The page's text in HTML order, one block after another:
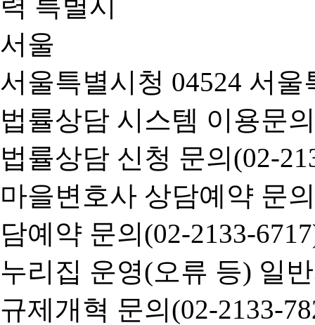
서울특별시청 04524 서
법률상담 시스템 이용문
법률상담 신청 문의(02-
마을변호사 상담예약 문
담예약 문의(02-2133-
누리집 운영(오류 등) 일
규제개혁 문의(02-2133-